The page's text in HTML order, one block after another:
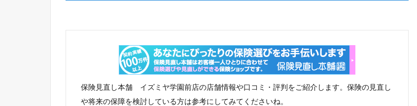
保険見直し本舗 イズミヤ学園前店の店舗情報や口コミ・評判をご紹介します。保険の見直し
や将来の保障を検討している方は参考にしてみてくださいね。